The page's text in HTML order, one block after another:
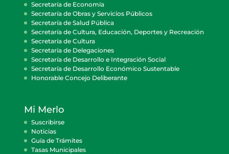
Secretaría de Economía
Secretaría de Obras y Servicios Públicos
Secretaría de Salud Pública
Secretaría de Cultura, Educación, Deportes y Recreación
Secretaría de Cultura
Secretaría de Delegaciones
Secretaría de Desarrollo e Integración Social
Secretaría de Desarrollo Económico Sustentable
Honorable Concejo Deliberante
Mi Merlo
Suscribirse
Noticias
Guía de Trámites
Tasas Municipales